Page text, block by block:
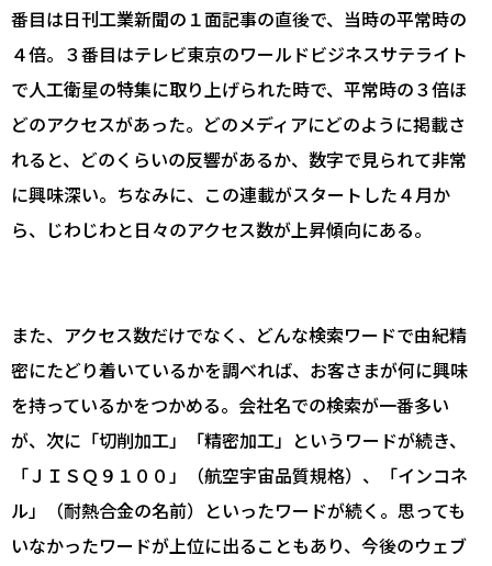
番目は日刊工業新聞の１面記事の直後で、当時の平常時の
４倍。３番目はテレビ東京のワールドビジネスサテライト
で人工衛星の特集に取り上げられた時で、平常時の３倍ほ
どのアクセスがあった。どのメディアにどのように掲載さ
れると、どのくらいの反響があるか、数字で見られて非常
に興味深い。ちなみに、この連載がスタートした４月か
ら、じわじわと日々のアクセス数が上昇傾向にある。
また、アクセス数だけでなく、どんな検索ワードで由紀精
密にたどり着いているかを調べれば、お客さまが何に興味
を持っているかをつかめる。会社名での検索が一番多い
が、次に「切削加工」「精密加工」というワードが続き、
「ＪＩＳＱ９１００」（航空宇宙品質規格）、「インコネ
ル」（耐熱合金の名前）といったワードが続く。思っても
いなかったワードが上位に出ることもあり、今後のウェブ